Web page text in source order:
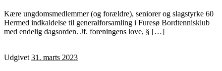
Kære ungdomsmedlemmer (og forældre), seniorer og slagstyrke 60
Hermed indkaldelse til generalforsamling i Furesø Bordtennisklub
med endelig dagsorden. Jf. foreningens love, § […]
Udgivet 31. marts 2023